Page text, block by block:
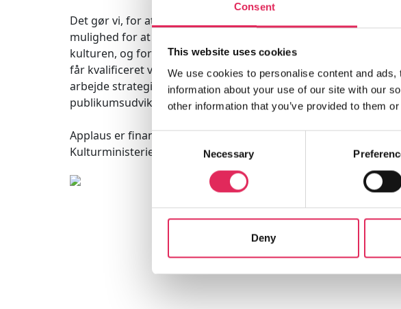
Consent
This website uses cookies
We use cookies to personalise content and
information about your use of our site with our
other information that you’ve provided to them
Consent
Selection
Necessary
Deny
Det gør vi, for at endnu flere borgere får
mulighed for at møde kunsten og
kulturen, og for at kulturinstitutionerne
får kvalificeret viden og inspiration til
arbejde strategisk med
publikumsudvikling.
Applaus er finansieret af
Kulturministeriet.